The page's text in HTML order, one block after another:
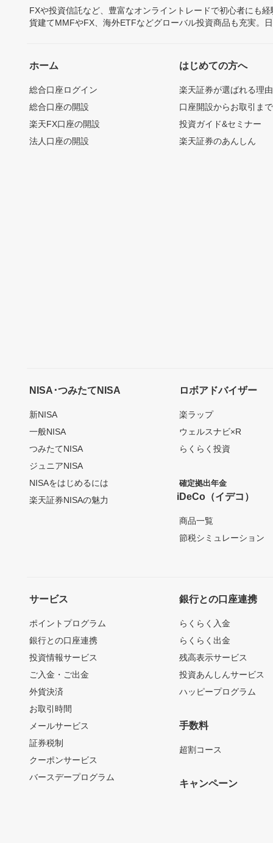
FXや投資信託など、豊富なオンライントレードで初心者にも
貨建てMMFやFX、海外ETFなどグローバル投資商品も充実。
ホーム
総合口座ログイン
総合口座の開設
楽天FX口座の開設
法人口座の開設
はじめての方へ
楽天証券が選ばれる理由
口座開設からお取引ま
投資ガイド&セミナー
楽天証券のあんしん
NISA･つみたてNISA
新NISA
一般NISA
つみたてNISA
ジュニアNISA
NISAをはじめるには
楽天証券NISAの魅力
ロボアドバイザー
楽ラップ
ウェルスナビ×R
らくらく投資
確定拠出年金
iDeCo（イデコ）
商品一覧
節税シミュレーション
サービス
ポイントプログラム
銀行との口座連携
投資情報サービス
ご入金・ご出金
外貨決済
お取引時間
メールサービス
証券税制
クーポンサービス
バースデープログラム
銀行との口座連携
らくらく入金
らくらく出金
残高表示サービス
投資あんしんサービス
ハッピープログラム
手数料
超割コース
キャンペーン